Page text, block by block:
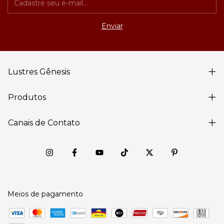
Lustres Gênesis
Produtos
Canais de Contato
Meios de pagamento